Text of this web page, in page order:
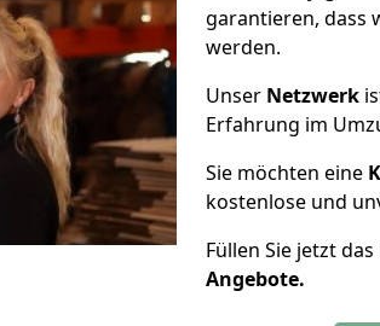
garantieren, dass
werden.
Unser Netzwerk
Erfahrung im
Sie möchten eine
kostenlose und
Füllen Sie jetzt
Angebote.